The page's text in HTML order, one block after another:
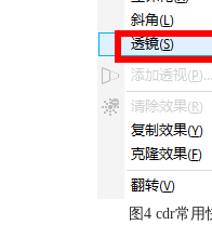
图4 cdr常用